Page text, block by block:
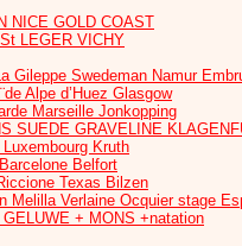
NICE GOLD COAST
LEGER VICHY
Swedeman Namur
Alpe d’Huez Glasgow
Marseille Jonkopping
SUEDE GRAVELINE
Kruth
Belfort
Texas Bilzen
Verlaine Ocquier stage
+ MONS +natation